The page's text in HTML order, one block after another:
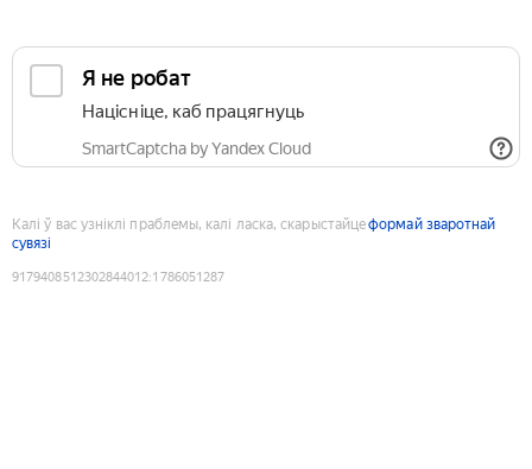
Я не робат
Націсніце, каб працягнуць
SmartCaptcha by Yandex Cloud
Калі ў вас узніклі праблемы, калі ласка, скарыстайцеформай зваротнай
сувязі
9179408512302844012:1786051287